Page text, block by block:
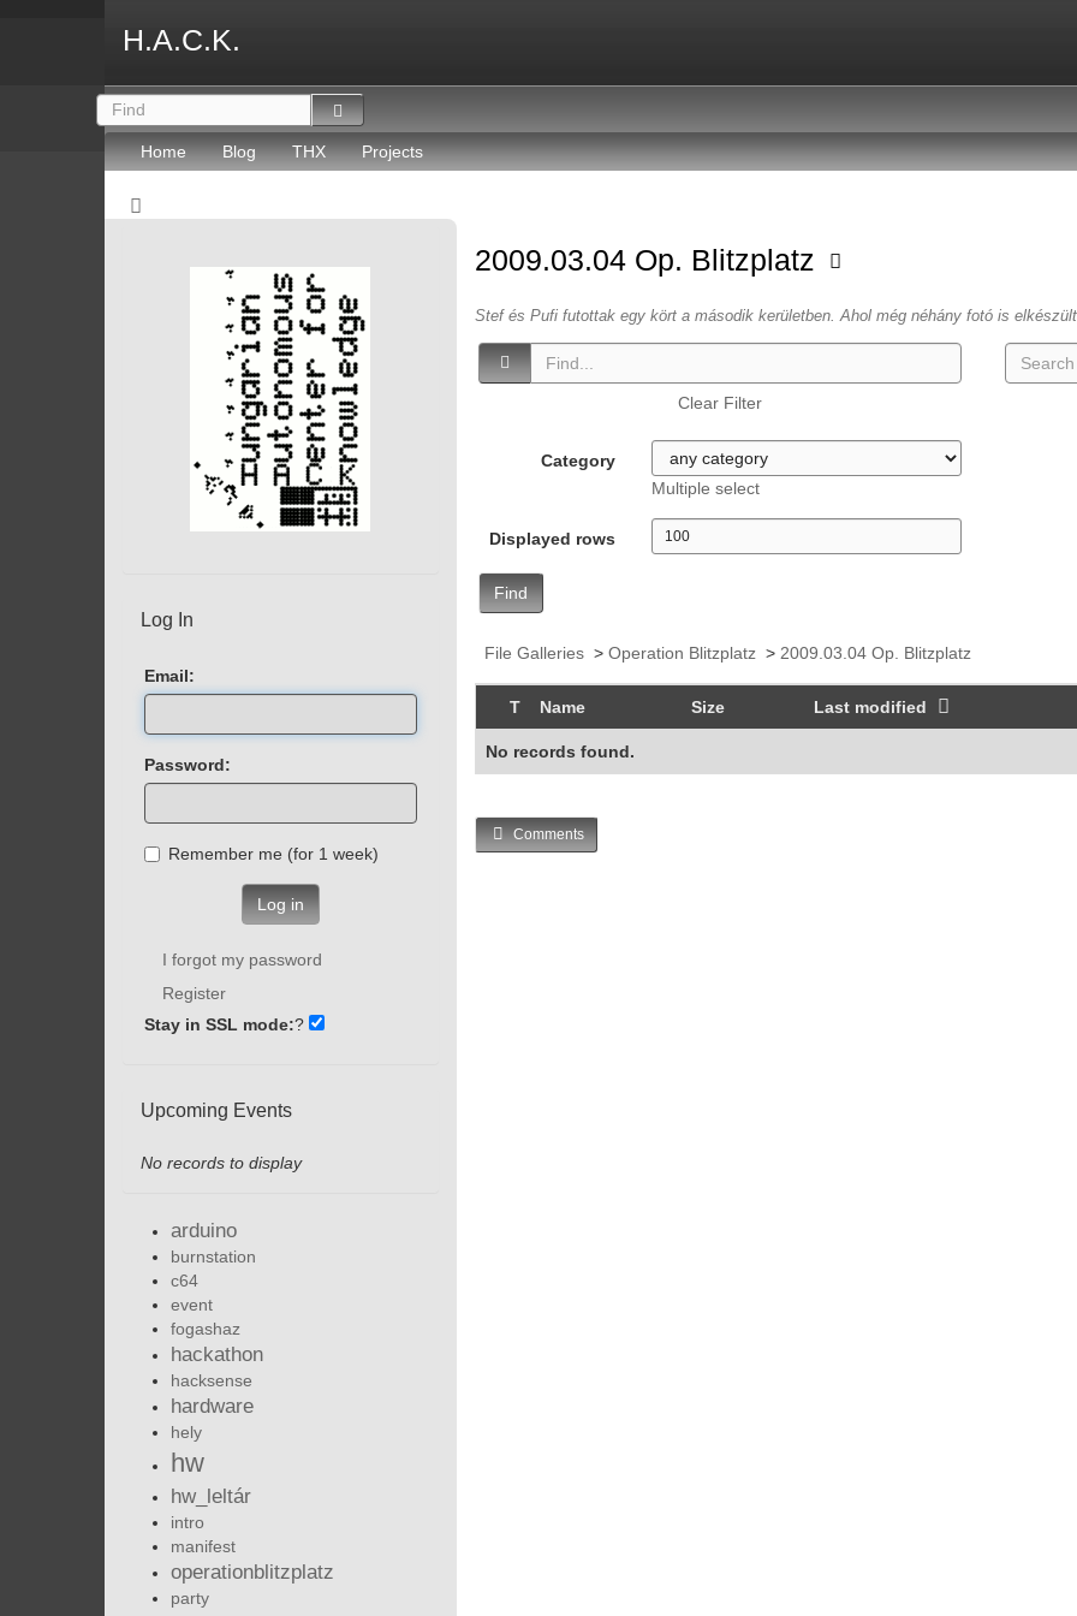
H.A.C.K.
Home Blog THX Projects
2009.03.04 Op. Blitzplatz
Stef és Pufi futottak egy kört a második kerületben. Ahol még néhány fotó is
Clear Filter
Category
Multiple select
Displayed rows
Find
File Galleries> Operation Blitzplatz> 2009.03.04 Op. Blitzplatz
T Name Size Last modified
No records found.
Comments
Log In
Email:
Password:
Remember me (for 1 week)
Log in
I forgot my password
Register
Stay in SSL mode:?
Upcoming Events
No records to display
arduino
burnstation
c64
event
fogashaz
hackathon
hacksense
hardware
hely
hw
hw_leltár
intro
manifest
operationblitzplatz
party